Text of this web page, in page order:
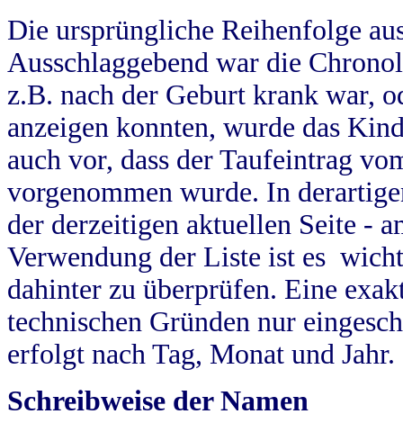
Die ursprüngliche Reihenfolge
Ausschlaggebend war die
z.B. nach der Geburt krank war,
anzeigen konnten, wurde das
auch vor, dass der Taufeintrag
vorgenommen wurde. In
der derzeitigen aktuellen Seite -
Verwendung der Liste ist es
dahinter zu überprüfen. Eine
technischen Gründen nur
erfolgt nach Tag, Monat und Jahr.
Schreibweise der Namen